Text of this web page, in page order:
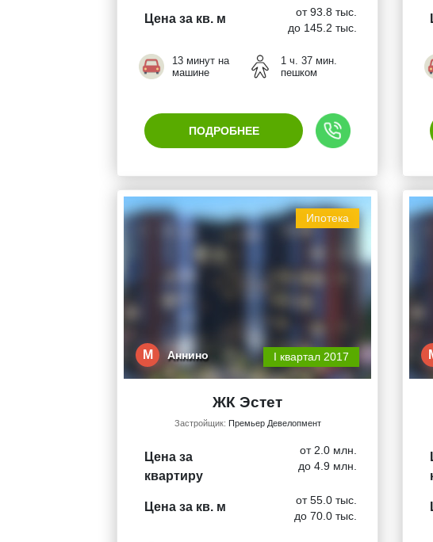
Цена за кв. м
от 93.8 тыс.
до 145.2 тыс.
13 минут на
машине
1 ч. 37 мин.
пешком
ПОДРОБНЕЕ
Ипотека
М Аннино I квартал 2017
ЖК Эстет
Застройщик: Премьер Девелопмент
Цена за
квартиру
от 2.0 млн.
до 4.9 млн.
Цена за кв. м
от 55.0 тыс.
до 70.0 тыс.